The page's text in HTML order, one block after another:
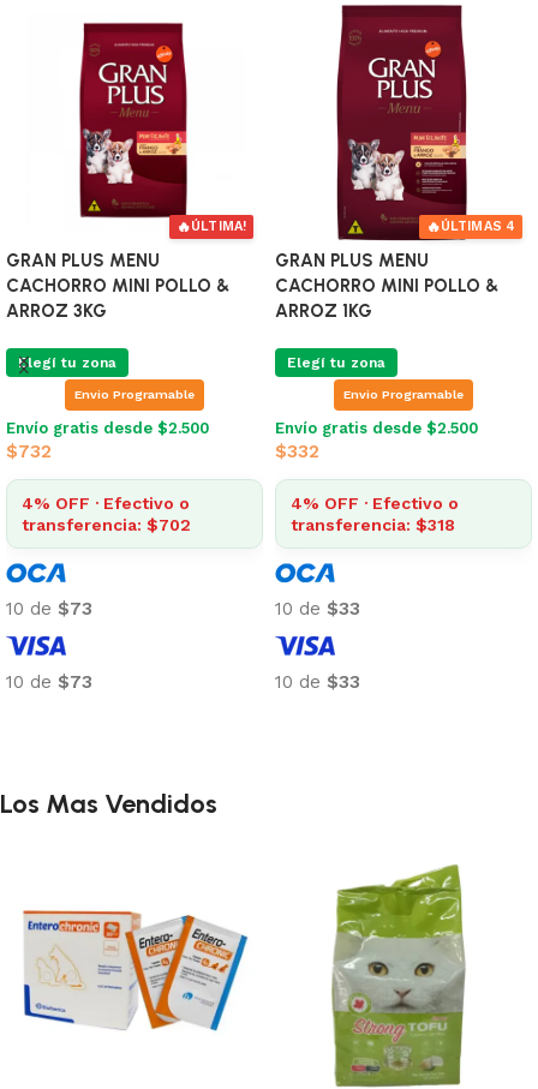
ÚLTIMAS 2
Sobre Gran Plus Perro Carne
Adulto 100 Gr
Envio Programable
Envío gratis desde $2.500
$63
4% OFF · Efectivo o
transferencia: $61
10 de$6
10 de$6
Añadir al carrito
🔥ÚLTIMA!
Sobre Gran Plus Perro Salmon
Adulto100 Gr
Envio Programable
Envío gratis desde $2.500
$63
4% OFF · Efectivo o
transferencia: $61
10 de$6
10 de$6
Añadir al carrito
Los Mas Vendidos